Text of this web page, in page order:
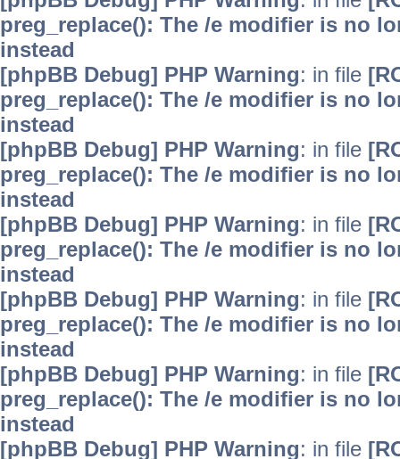
preg_replace(): The /e modifier is no
instead
[phpBB Debug] PHP Warning: in file
preg_replace(): The /e modifier is no
instead
[phpBB Debug] PHP Warning: in file
preg_replace(): The /e modifier is no
instead
[phpBB Debug] PHP Warning: in file
preg_replace(): The /e modifier is no
instead
[phpBB Debug] PHP Warning: in file
preg_replace(): The /e modifier is no
instead
[phpBB Debug] PHP Warning: in file
preg_replace(): The /e modifier is no
instead
[phpBB Debug] PHP Warning: in file